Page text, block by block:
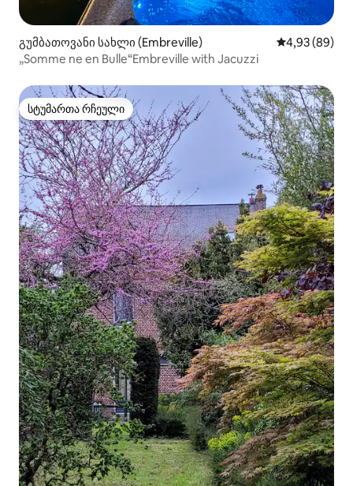
გუმბათოვანი სახლი (Embreville) საშუალო
4,93 (89)
„Somme ne en Bulle“Embreville with Jacuzzi
სტუმართა რჩეული
სტუმართა რჩეული